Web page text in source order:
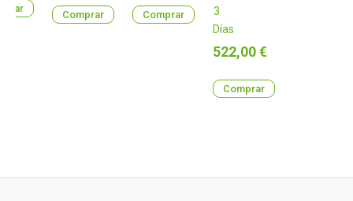
Comprar Comprar
3
Días
Precio
522,00 €
Comprar